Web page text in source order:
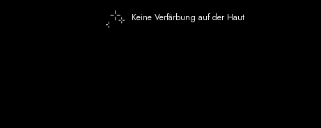
Keine Verfärbung auf der Haut